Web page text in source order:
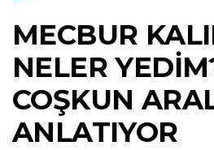
MECBUR
NELER
COŞKUN
ANLATIYOR